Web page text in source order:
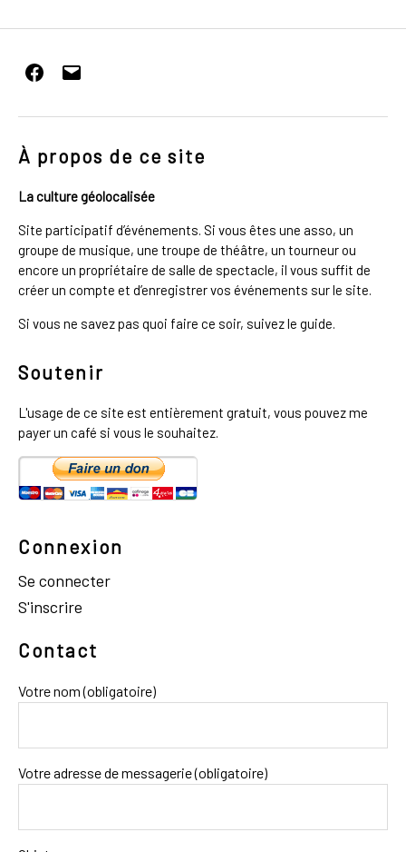
Facebook
E-
mail
À propos de ce site
La culture géolocalisée
Site participatif d’événements. Si vous êtes une asso, un
groupe de musique, une troupe de théâtre, un tourneur ou
encore un propriétaire de salle de spectacle, il vous suffit de
créer un compte et d’enregistrer vos événements sur le site.
Si vous ne savez pas quoi faire ce soir, suivez le guide.
Soutenir
L'usage de ce site est entièrement gratuit, vous pouvez me
payer un café si vous le souhaitez.
Connexion
Se connecter
S'inscrire
Contact
Votre nom (obligatoire)
Votre adresse de messagerie (obligatoire)